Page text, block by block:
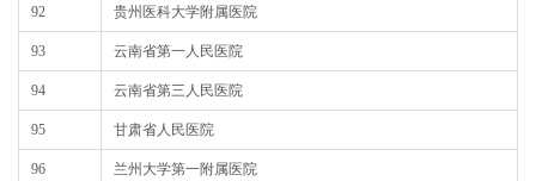
92 贵州医科大学附属医院
93 云南省第一人民医院
94 云南省第三人民医院
95 甘肃省人民医院
96 兰州大学第一附属医院